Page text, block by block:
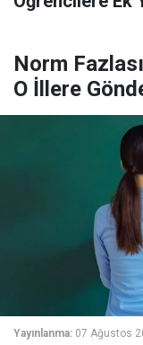
Norm
O İllere
Yayınlanma: 07 Ağustos